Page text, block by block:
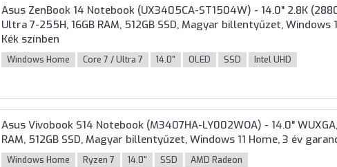
Asus ZenBook 14 Notebook (UX3405CA-ST1504W) - 14.0" 2.8K
Ultra 7-255H, 16GB RAM, 512GB SSD, Magyar billentyűzet, Windows
Kék színben
Windows Home Core 7 / Ultra 7 14.0" OLED SSD Intel UHD
Asus Vivobook S14 Notebook (M3407HA-LY002WOA) - 14.0"
RAM, 512GB SSD, Magyar billentyűzet, Windows 11 Home, 3 év
Windows Home Ryzen 7 14.0" SSD AMD Radeon